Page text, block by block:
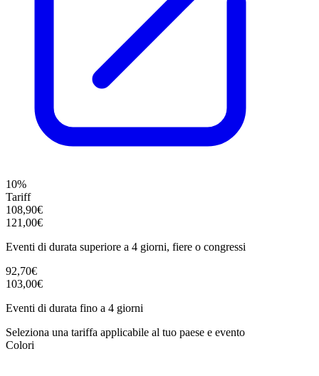
10%
Tariff
108,90€
121,00€
Eventi di durata superiore a 4 giorni, fiere o congressi
92,70€
103,00€
Eventi di durata fino a 4 giorni
Seleziona una tariffa applicabile al tuo paese e evento
Colori